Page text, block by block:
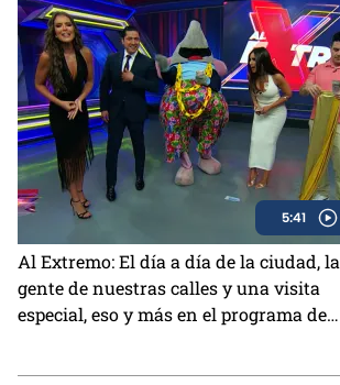
5:41
Al Extremo: El día a día de la ciudad, la
gente de nuestras calles y una visita
especial, eso y más en el programa de